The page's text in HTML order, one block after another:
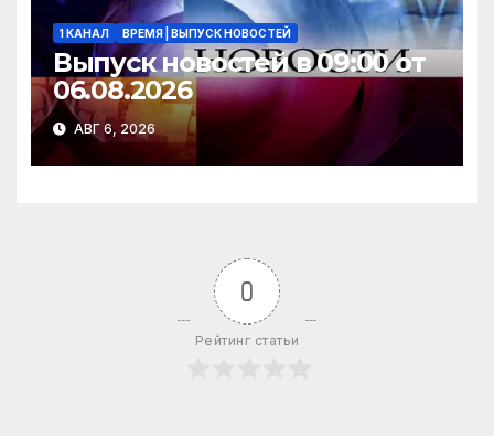
1 КАНАЛ ВРЕМЯ | ВЫПУСК НОВОСТЕЙ
Выпуск новостей в 09:00 от
06.08.2026
АВГ 6, 2026
0
Рейтинг статьи